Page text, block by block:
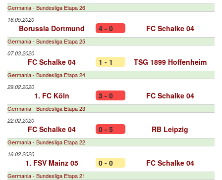
Germania - Bundesliga Etapa 26
16.05.2020
Borussia Dortmund 4 - 0 FC Schalke 04
Germania - Bundesliga Etapa 25
07.03.2020
FC Schalke 04 1 - 1 TSG 1899 Hoffenheim
Germania - Bundesliga Etapa 24
29.02.2020
1. FC Köln 3 - 0 FC Schalke 04
Germania - Bundesliga Etapa 23
22.02.2020
FC Schalke 04 0 - 5 RB Leipzig
Germania - Bundesliga Etapa 22
16.02.2020
1. FSV Mainz 05 0 - 0 FC Schalke 04
Germania - Bundesliga Etapa 21